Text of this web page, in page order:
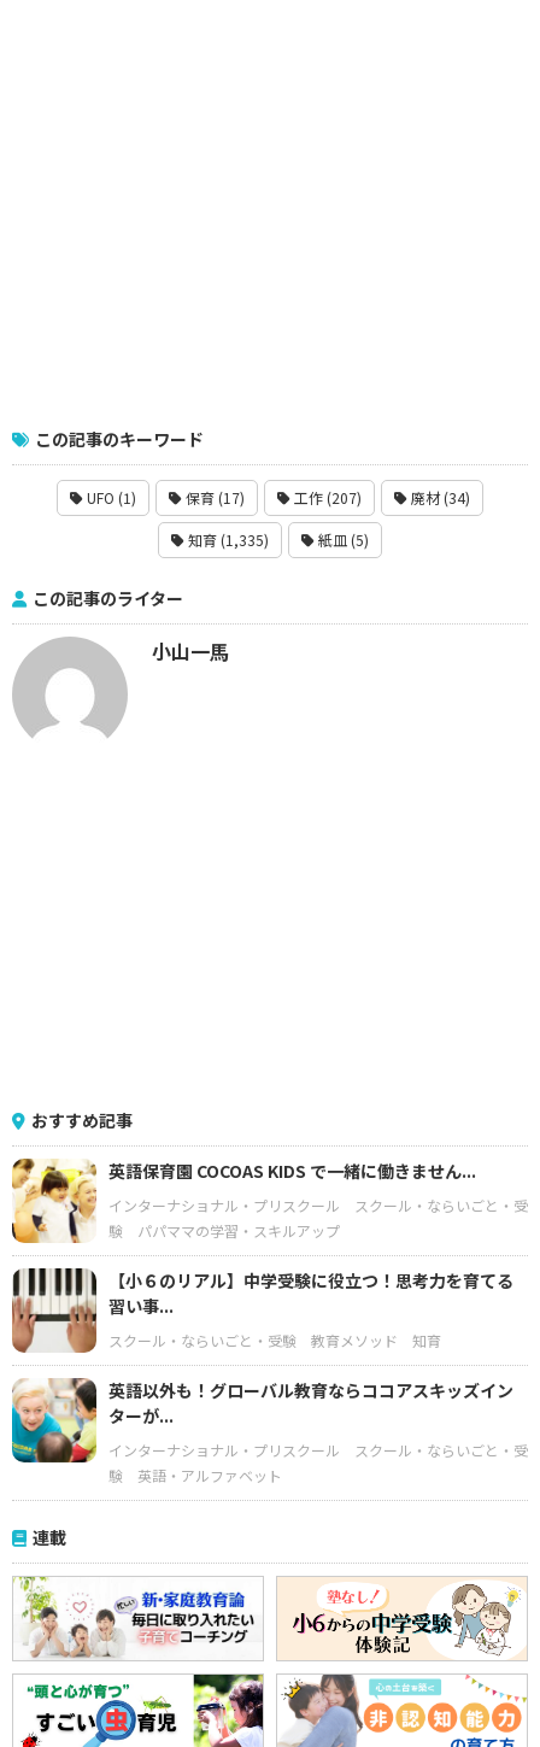
この記事のキーワード
UFO (1) 保育 (17) 工作 (207) 廃材 (34)
知育 (1,335) 紙皿 (5)
この記事のライター
小山一馬
おすすめ記事
英語保育園 COCOAS KIDS で一緒に働きません...
インターナショナル・プリスクール
スクール・ならいごと・受
験
パパママの学習・スキルアップ
【小６のリアル】中学受験に役立つ！思考力を育てる
習い事...
スクール・ならいごと・受験 教育メソッド 知育
英語以外も！グローバル教育ならココアスキッズイン
ターが...
インターナショナル・プリスクール
スクール・ならいごと・受
験
英語・アルファベット
連載